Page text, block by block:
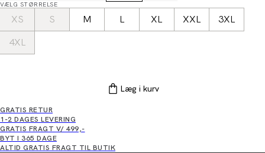
VÆLG STØRRELSE
XS S M L XL XXL
3XL
4XL
Læg i kurv
GRATIS RETUR
1-2 DAGES LEVERING
GRATIS FRAGT V/ 499,-
BYT I 365 DAGE
ALTID GRATIS FRAGT TIL BUTIK